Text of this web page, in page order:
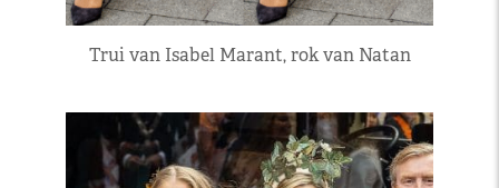
Trui van Isabel Marant, rok van Natan